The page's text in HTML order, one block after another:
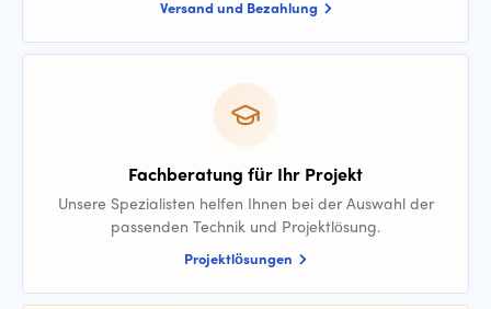
Versand und Bezahlung
Fachberatung für Ihr Projekt
Unsere Spezialisten helfen Ihnen bei der Auswahl der
passenden Technik und Projektlösung.
Projektlösungen